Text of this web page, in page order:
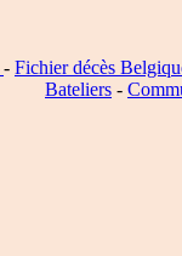
- Fichier décès
Bateliers -